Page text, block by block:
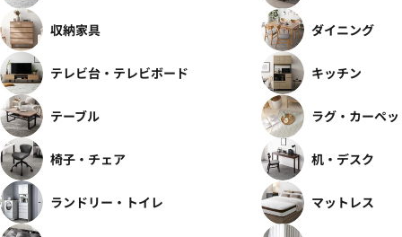
収納家具 ダイニング
テレビ台・テレビボード キッチン
テーブル ラグ・カーペ
椅子・チェア 机・デスク
ランドリー・トイレ マットレス